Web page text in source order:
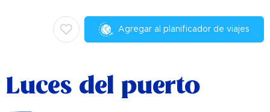
Agregar al planificador de viajes
Luces del puerto